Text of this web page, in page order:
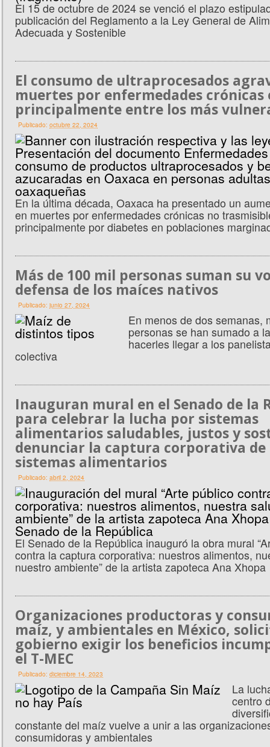
El 15 de octubre de 2024 se venció el plazo
publicación del Reglamento a la Ley General de
Adecuada y Sostenible
El consumo de ultraprocesados
muertes por enfermedades crónicas
principalmente entre los más
Publicado: octubre 22, 2024
En la última década, Oaxaca ha presentado un
en muertes por enfermedades crónicas no
principalmente por diabetes en poblaciones
Más de 100 mil personas suman su
defensa de los maíces nativos
Publicado: junio 27, 2024
En menos de dos semanas,
personas se han sumado a
hacerles llegar a los
colectiva
Inauguran mural en el Senado de la
para celebrar la lucha por sistemas
alimentarios saludables, justos y
denunciar la captura corporativa de
sistemas alimentarios
Publicado: abril 2, 2024
El Senado de la República inauguró la obra mural
contra la captura corporativa: nuestros alimentos,
nuestro ambiente” de la artista zapoteca Ana Xhopa
Organizaciones productoras y
maíz, y ambientales en México,
gobierno exigir los beneficios
el T-MEC
Publicado: diciembre 14, 2023
La
centro
constante del maíz vuelve a unir a las
consumidoras y ambientales